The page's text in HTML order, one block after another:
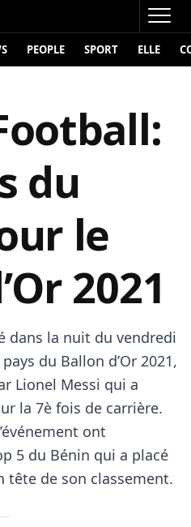
PEOPLE SPORT ELLE
du
le
2021
dans la nuit du vendredi
du Ballon d’Or 2021,
Lionel Messi qui a
la 7è fois de carrière.
ont
5 du Bénin qui a placé
tête de son classement.